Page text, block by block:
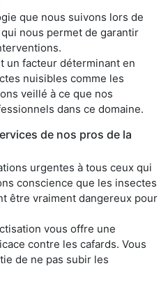
que nous suivons lors de
nous permet de garantir
un facteur déterminant en
nuisibles comme les
veillé à ce que nos
dans ce domaine.
de nos pros de la
urgentes à tous ceux qui
conscience que les insectes
être vraiment dangereux pour
vous offre une
contre les cafards. Vous
de ne pas subir les